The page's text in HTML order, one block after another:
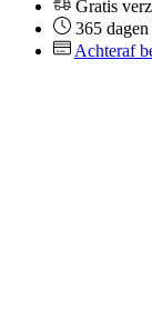
Gratis
365
Achteraf